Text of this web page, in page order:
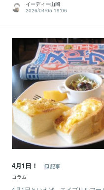
イーディー山岡
2026/04/05 19:06
4月1日！
記事
コラム